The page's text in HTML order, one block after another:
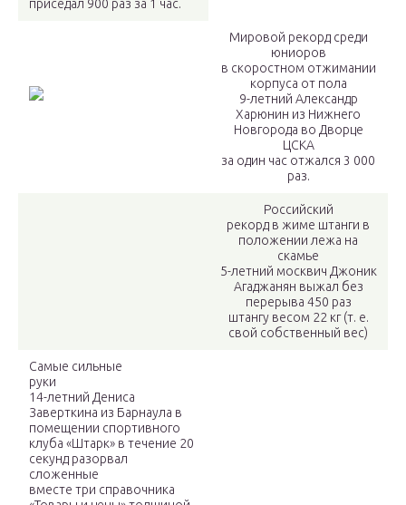
приседал 900 раз за 1 час.
Мировой рекорд среди
юниоров
в скоростном отжимании
корпуса от пола
9-летний Александр
Харюнин из Нижнего
Новгорода во Дворце
ЦСКА
за один час отжался 3 000
раз.
Российский
рекорд в жиме штанги в
положении лежа на
скамье
5-летний москвич Джоник
Агаджанян выжал без
перерыва 450 раз
штангу весом 22 кг (т. е.
свой собственный вес)
Самые сильные
руки
14-летний Дениса
Заверткина из Барнаула в
помещении спортивного
клуба «Штарк» в течение 20
секунд разорвал
сложенные
вместе три справочника